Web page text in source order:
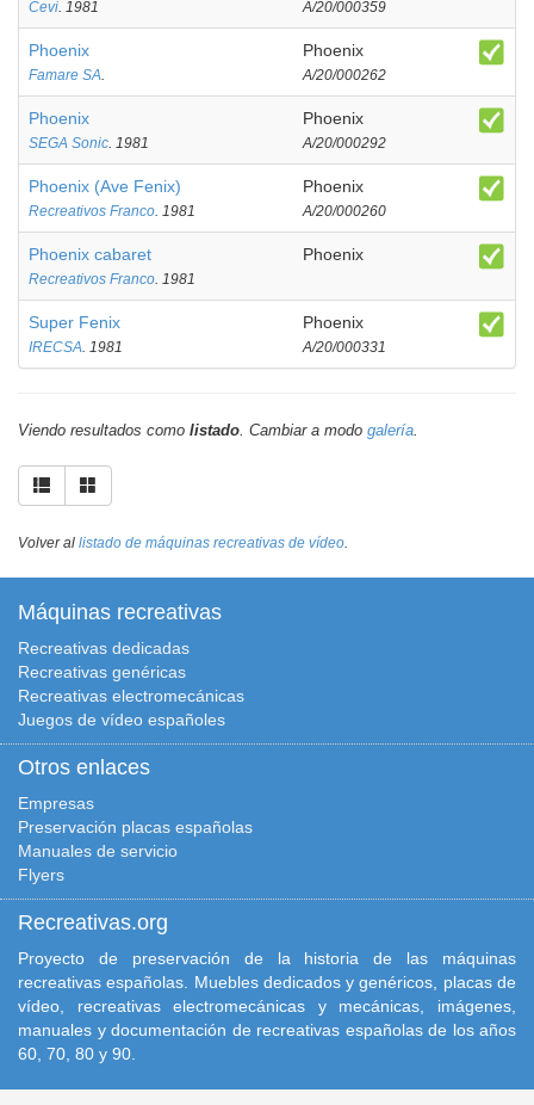
Cevi. 1981 A/20/000359
Phoenix
Famare SA.
Phoenix
A/20/000262
Phoenix
SEGA Sonic. 1981
Phoenix
A/20/000292
Phoenix (Ave Fenix)
Recreativos Franco. 1981
Phoenix
A/20/000260
Phoenix cabaret
Recreativos Franco. 1981
Phoenix
Super Fenix
IRECSA. 1981
Phoenix
A/20/000331
Viendo resultados como listado. Cambiar a modo galería.
Volver al listado de máquinas recreativas de vídeo.
Máquinas recreativas
Recreativas dedicadas
Recreativas genéricas
Recreativas electromecánicas
Juegos de vídeo españoles
Otros enlaces
Empresas
Preservación placas españolas
Manuales de servicio
Flyers
Recreativas.org
Proyecto de preservación de la historia de las máquinas
recreativas españolas. Muebles dedicados y genéricos, placas de
vídeo, recreativas electromecánicas y mecánicas, imágenes,
manuales y documentación de recreativas españolas de los años
60, 70, 80 y 90.